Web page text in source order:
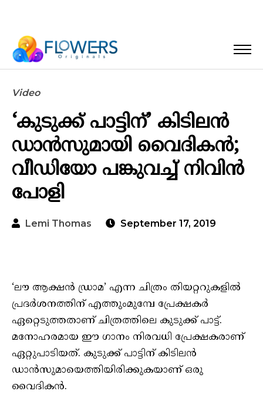
Video
‘കുടുക്ക് പാട്ടിന്’ കിടിലന്‍
ഡാന്‍സുമായി വൈദികന്‍;
വീഡിയോ പങ്കുവച്ച് നിവിന്‍
പോളി
Lemi Thomas September 17, 2019
‘ലൗ ആക്ഷന്‍ ഡ്രാമ’ എന്ന ചിത്രം തിയറ്ററുകളില്‍
പ്രദര്‍ശനത്തിന് എത്തുംമുമ്പേ പ്രേക്ഷകര്‍
ഏറ്റെടുത്തതാണ് ചിത്രത്തിലെ കുടുക്ക് പാട്ട്.
മനോഹരമായ ഈ ഗാനം നിരവധി പ്രേക്ഷകരാണ്
ഏറ്റുപാടിയത്. കുടുക്ക് പാട്ടിന് കിടിലന്‍
ഡാന്‍സുമായെത്തിയിരിക്കുകയാണ് ഒരു
വൈദികന്‍.